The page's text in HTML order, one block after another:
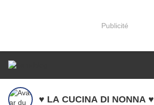
Publicité
♥ LA CUCINA DI NONNA ♥